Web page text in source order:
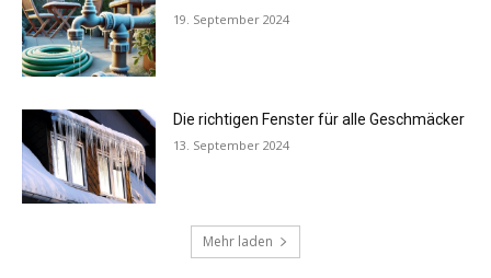
19. September 2024
Die richtigen Fenster für alle Geschmäcker
13. September 2024
Mehr laden